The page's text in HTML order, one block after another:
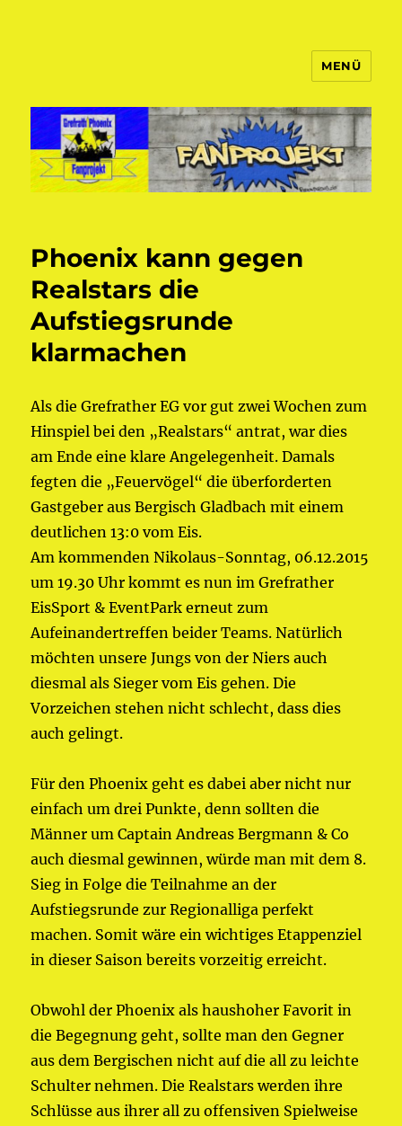
MENÜ
Phoenix kann gegen
Realstars die
Aufstiegsrunde
klarmachen
Als die Grefrather EG vor gut zwei Wochen zum
Hinspiel bei den „Realstars“ antrat, war dies
am Ende eine klare Angelegenheit. Damals
fegten die „Feuervögel“ die überforderten
Gastgeber aus Bergisch Gladbach mit einem
deutlichen 13:0 vom Eis.
Am kommenden Nikolaus-Sonntag, 06.12.2015
um 19.30 Uhr kommt es nun im Grefrather
EisSport & EventPark erneut zum
Aufeinandertreffen beider Teams. Natürlich
möchten unsere Jungs von der Niers auch
diesmal als Sieger vom Eis gehen. Die
Vorzeichen stehen nicht schlecht, dass dies
auch gelingt.
Für den Phoenix geht es dabei aber nicht nur
einfach um drei Punkte, denn sollten die
Männer um Captain Andreas Bergmann & Co
auch diesmal gewinnen, würde man mit dem 8.
Sieg in Folge die Teilnahme an der
Aufstiegsrunde zur Regionalliga perfekt
machen. Somit wäre ein wichtiges Etappenziel
in dieser Saison bereits vorzeitig erreicht.
Obwohl der Phoenix als haushoher Favorit in
die Begegnung geht, sollte man den Gegner
aus dem Bergischen nicht auf die all zu leichte
Schulter nehmen. Die Realstars werden ihre
Schlüsse aus ihrer all zu offensiven Spielweise